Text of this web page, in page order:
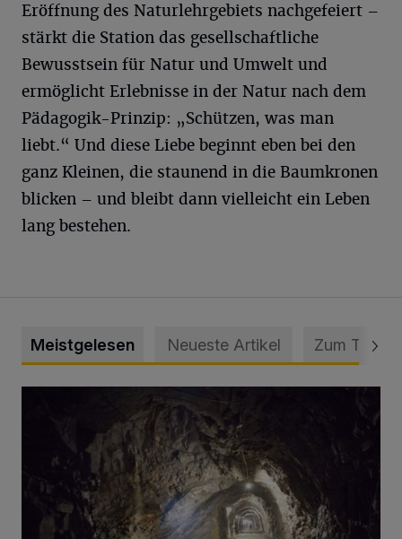
Eröffnung des Naturlehrgebiets nachgefeiert –
stärkt die Station das gesellschaftliche
Bewusstsein für Natur und Umwelt und
ermöglicht Erlebnisse in der Natur nach dem
Pädagogik-Prinzip: „Schützen, was man
liebt.“ Und diese Liebe beginnt eben bei den
ganz Kleinen, die staunend in die Baumkronen
blicken – und bleibt dann vielleicht ein Leben
lang bestehen.
Meistgelesen Neueste Artikel Zum Thema